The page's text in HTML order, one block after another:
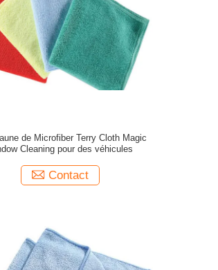
de Microfiber Terry Cloth Magic
Cleaning pour des véhicules
Contact